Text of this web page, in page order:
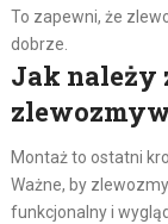
To zapewni, że
dobrze.
Jak należy
Montaż to ostatni
Ważne, by
funkcjonalny i